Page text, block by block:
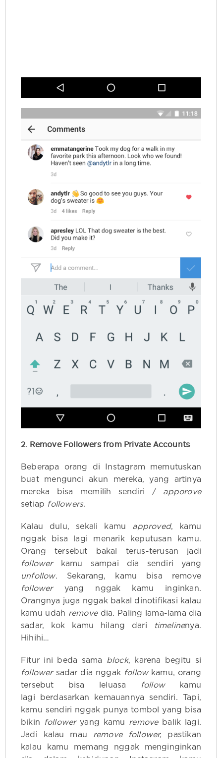
2. Remove Followers from Private Accounts
Beberapa orang di Instagram memutuskan
buat mengunci akun mereka, yang artinya
mereka bisa memilih sendiri / apporove
setiap followers.
Kalau dulu, sekali kamu approved, kamu
nggak bisa lagi menarik keputusan kamu.
Orang tersebut bakal terus-terusan jadi
follower
kamu sampai dia sendiri yang
unfollow. Sekarang, kamu bisa remove
followeryang nggak kamu inginkan.
Orangnya juga nggak bakal dinotifikasi kalau
kamu udah removedia. Paling lama-lama dia
sadar, kok kamu hilang dari
timelinenya.
Hihihi…
Fitur ini beda sama block, karena begitu si
followersadar dia nggak followkamu, orang
tersebut bisa leluasa
followkamu
lagi berdasarkan kemauannya sendiri. Tapi,
kamu sendiri nggak punya tombol yang bisa
bikin
followeryang kamu removebalik lagi.
Jadi kalau mau remove follower, pastikan
kalau kamu memang nggak menginginkan